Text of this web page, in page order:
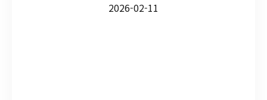
2026-02-11